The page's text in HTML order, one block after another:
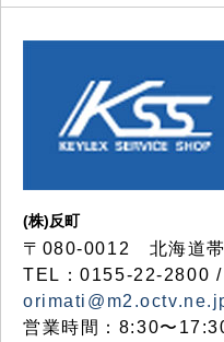
(株)反町
〒080-0012 北海道
TEL：0155-22-2800
営業時間：8:30〜